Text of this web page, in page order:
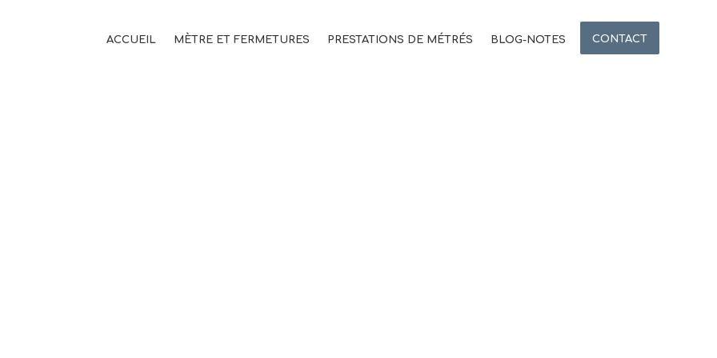
ACCUEIL MÈTRE ET FERMETURES PRESTATIONS DE MÉTRÉS BLOG-NOTES CONTACT